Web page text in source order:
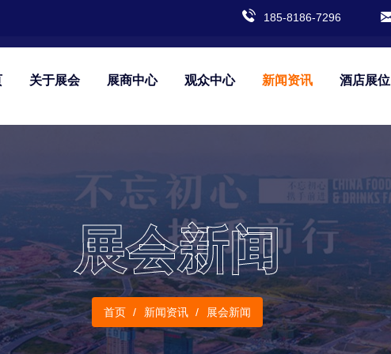
185-8186-7296
关于展会 展商中心 观众中心 新闻资讯 酒店展位
展会新闻
首页 新闻资讯 展会新闻